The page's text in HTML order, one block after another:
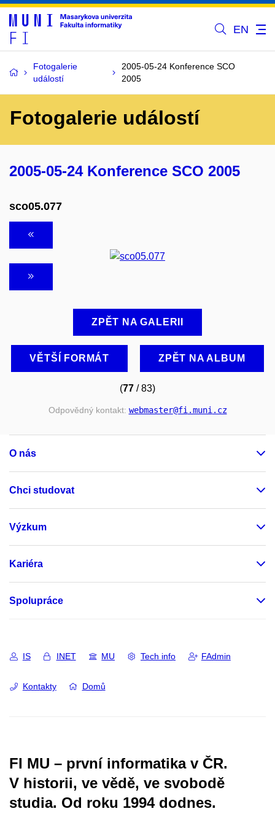
EN
Fotogalerie
událostí
2005-05-24 Konference SCO
2005
Fotogalerie událostí
2005-05-24 Konference SCO 2005
sco05.077
ZPĚT NA GALERII
VĚTŠÍ FORMÁT ZPĚT NA ALBUM
(77 / 83)
Odpovědný kontakt: webmaster@fi.muni.cz
O nás
Chci studovat
Výzkum
Kariéra
Spolupráce
IS INET MU Tech info FAdmin
Kontakty Domů
FI MU – první informatika v ČR.
V historii, ve vědě, ve svobodě
studia. Od roku 1994 dodnes.